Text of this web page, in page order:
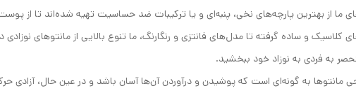
ما از بهترین پارچه‌های نخی، پنبه‌ای و یا ترکیبات ضد حساسیت تهیه شده‌اند تا از
کلاسیک و ساده گرفته تا مدل‌های فانتزی و رنگارنگ، ما تنوع بالایی از مانتوهای نوزادی
به فردی به نوزاد خود ببخشید.
مانتوها به گونه‌ای است که پوشیدن و درآوردن آن‌ها آسان باشد و در عین حال، آزادی